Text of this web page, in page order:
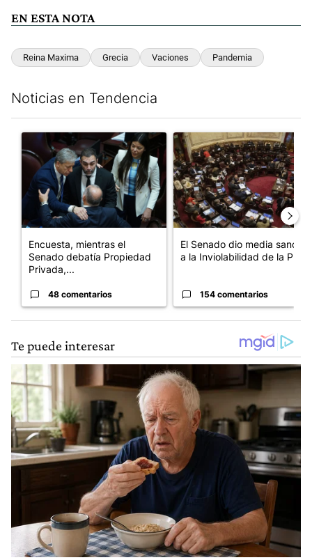
EN ESTA NOTA
Reina Maxima Grecia Vaciones Pandemia
Noticias en Tendencia
Un artículo de tendencia con el título "Encuesta, mientras el
Encuesta, mientras el
Senado debatía Propiedad
Privada,...
48 comentarios
Un artículo de tendencia con
El Senado dio media sanción
a la Inviolabilidad de la P...
154 comentarios